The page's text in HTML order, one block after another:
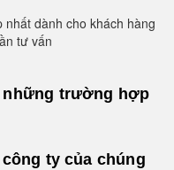
dành cho khách hàng
tư vấn
những trường hợp
ty của chúng